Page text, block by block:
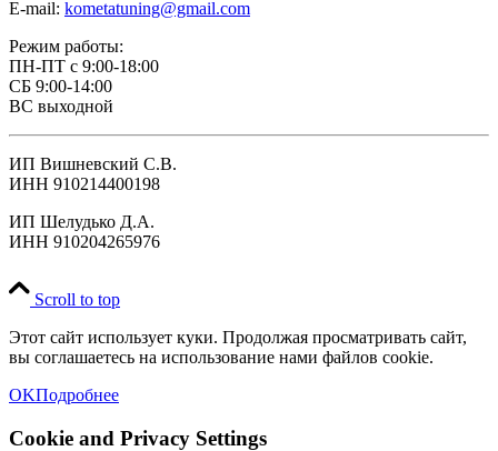
E-mail: kometatuning@gmail.com
Режим работы:
ПН-ПТ с 9:00-18:00
СБ 9:00-14:00
ВС выходной
ИП Вишневский С.В.
ИНН 910214400198
ИП Шелудько Д.А.
ИНН 910204265976
Scroll to top
Этот сайт использует куки. Продолжая просматривать сайт,
вы соглашаетесь на использование нами файлов cookie.
OKПодробнее
Cookie and Privacy Settings